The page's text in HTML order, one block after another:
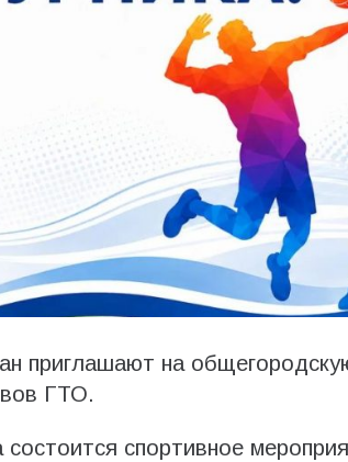
приглашают на
ГТО.
состоится спортивное